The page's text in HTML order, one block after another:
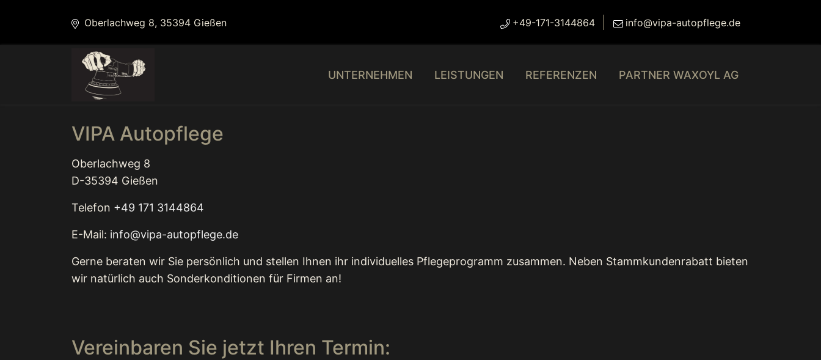
Oberlachweg 8, 35394 Gießen +49-171-3144864 info@vipa-autopflege.de
UNTERNEHMEN LEISTUNGEN REFERENZEN PARTNER WAXOYL AG
VIPA Autopflege
Oberlachweg 8
D-35394 Gießen
Telefon +49 171 3144864
E-Mail: info@vipa-autopflege.LÖSCHEN.
de
Gerne beraten wir Sie persönlich und stellen Ihnen ihr individuelles Pflegeprogramm zusammen. Neben Stammkundenrabatt bieten
wir natürlich auch Sonderkonditionen für Firmen an!
Vereinbaren Sie jetzt Ihren Termin: